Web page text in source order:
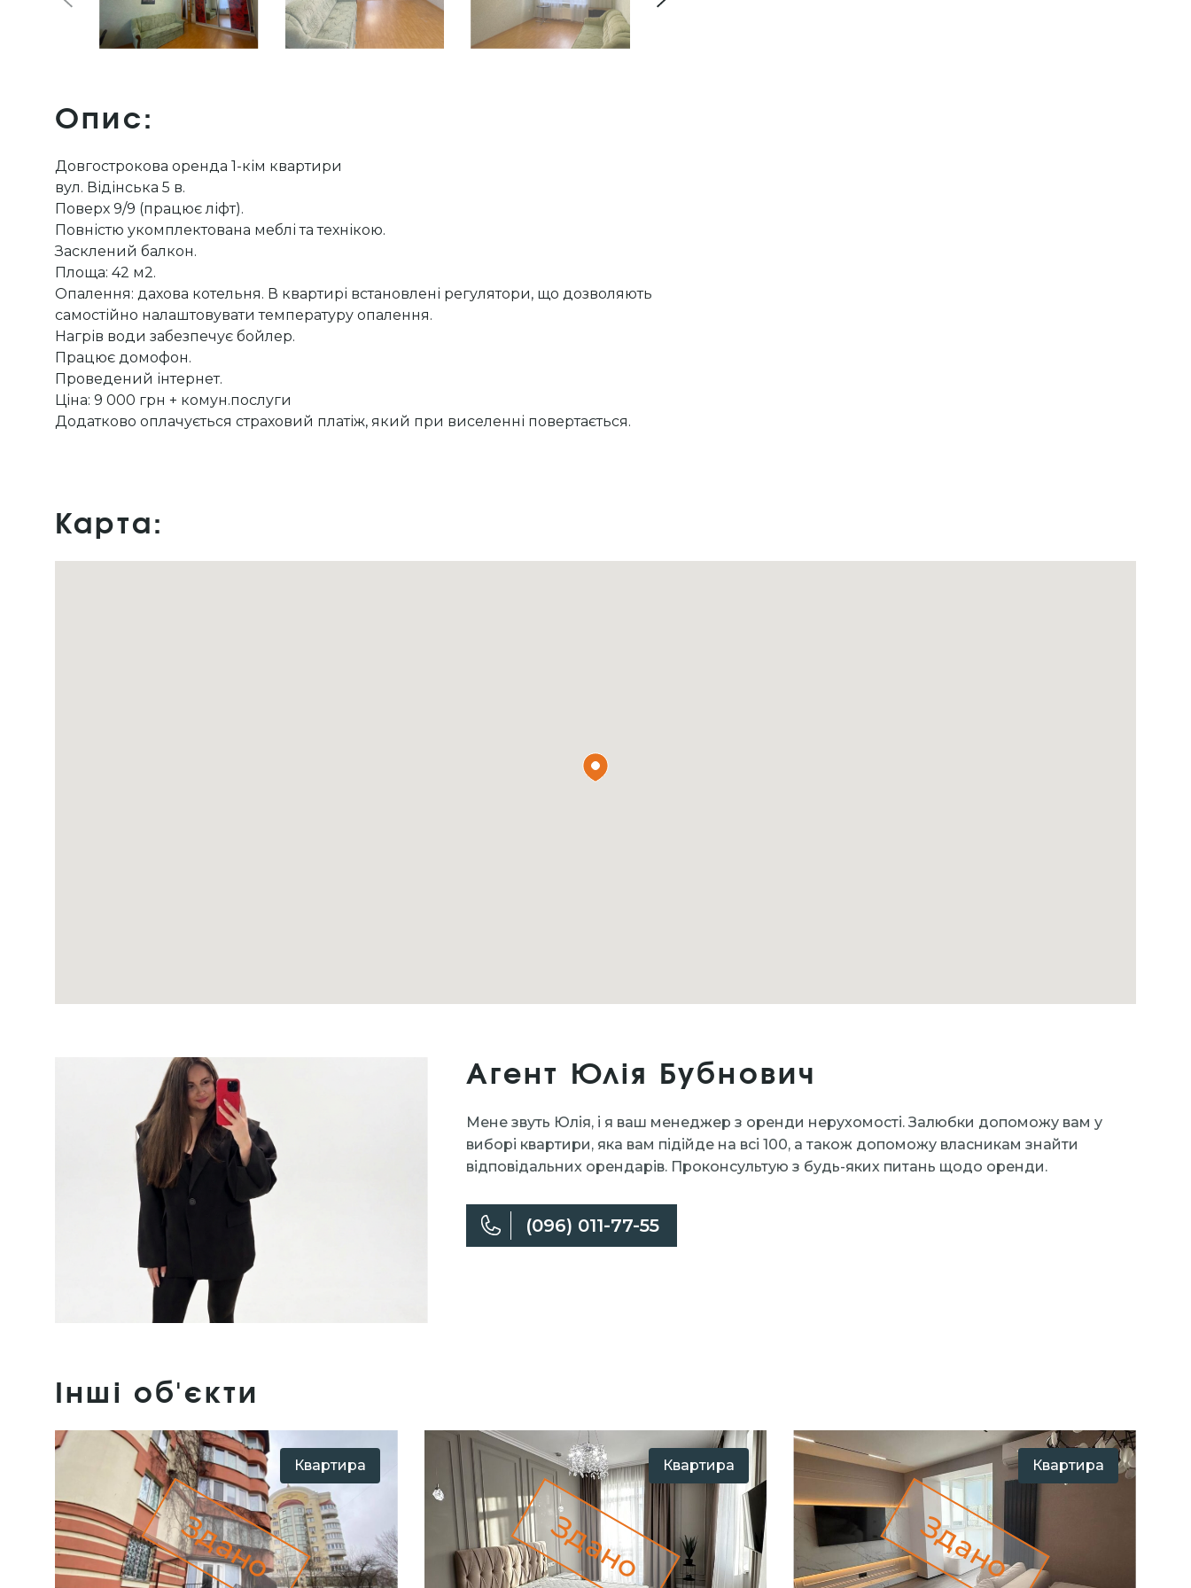
Опис:
Довгострокова оренда 1-кім квартири
вул. Відінська 5 в.
Поверх 9/9 (працює ліфт).
Повністю укомплектована меблі та технікою.
Засклений балкон.
Площа: 42 м2.
Опалення: дахова котельня. В квартирі встановлені регулятори, що дозволяють
самостійно налаштовувати температуру опалення.
Нагрів води забезпечує бойлер.
Працює домофон.
Проведений інтернет.
Ціна: 9 000 грн + комун.послуги
Додатково оплачується страховий платіж, який при виселенні повертається.
Карта:
Агент Юлія Бубнович
Мене звуть Юлія, і я ваш менеджер з оренди нерухомості. Залюбки допоможу вам у
виборі квартири, яка вам підійде на всі 100, а також допоможу власникам знайти
відповідальних орендарів. Проконсультую з будь-яких питань щодо оренди.
(096) 011-77-55
Інші об'єкти
Квартира
Здано
Квартира
Здано
Квартира
Здано